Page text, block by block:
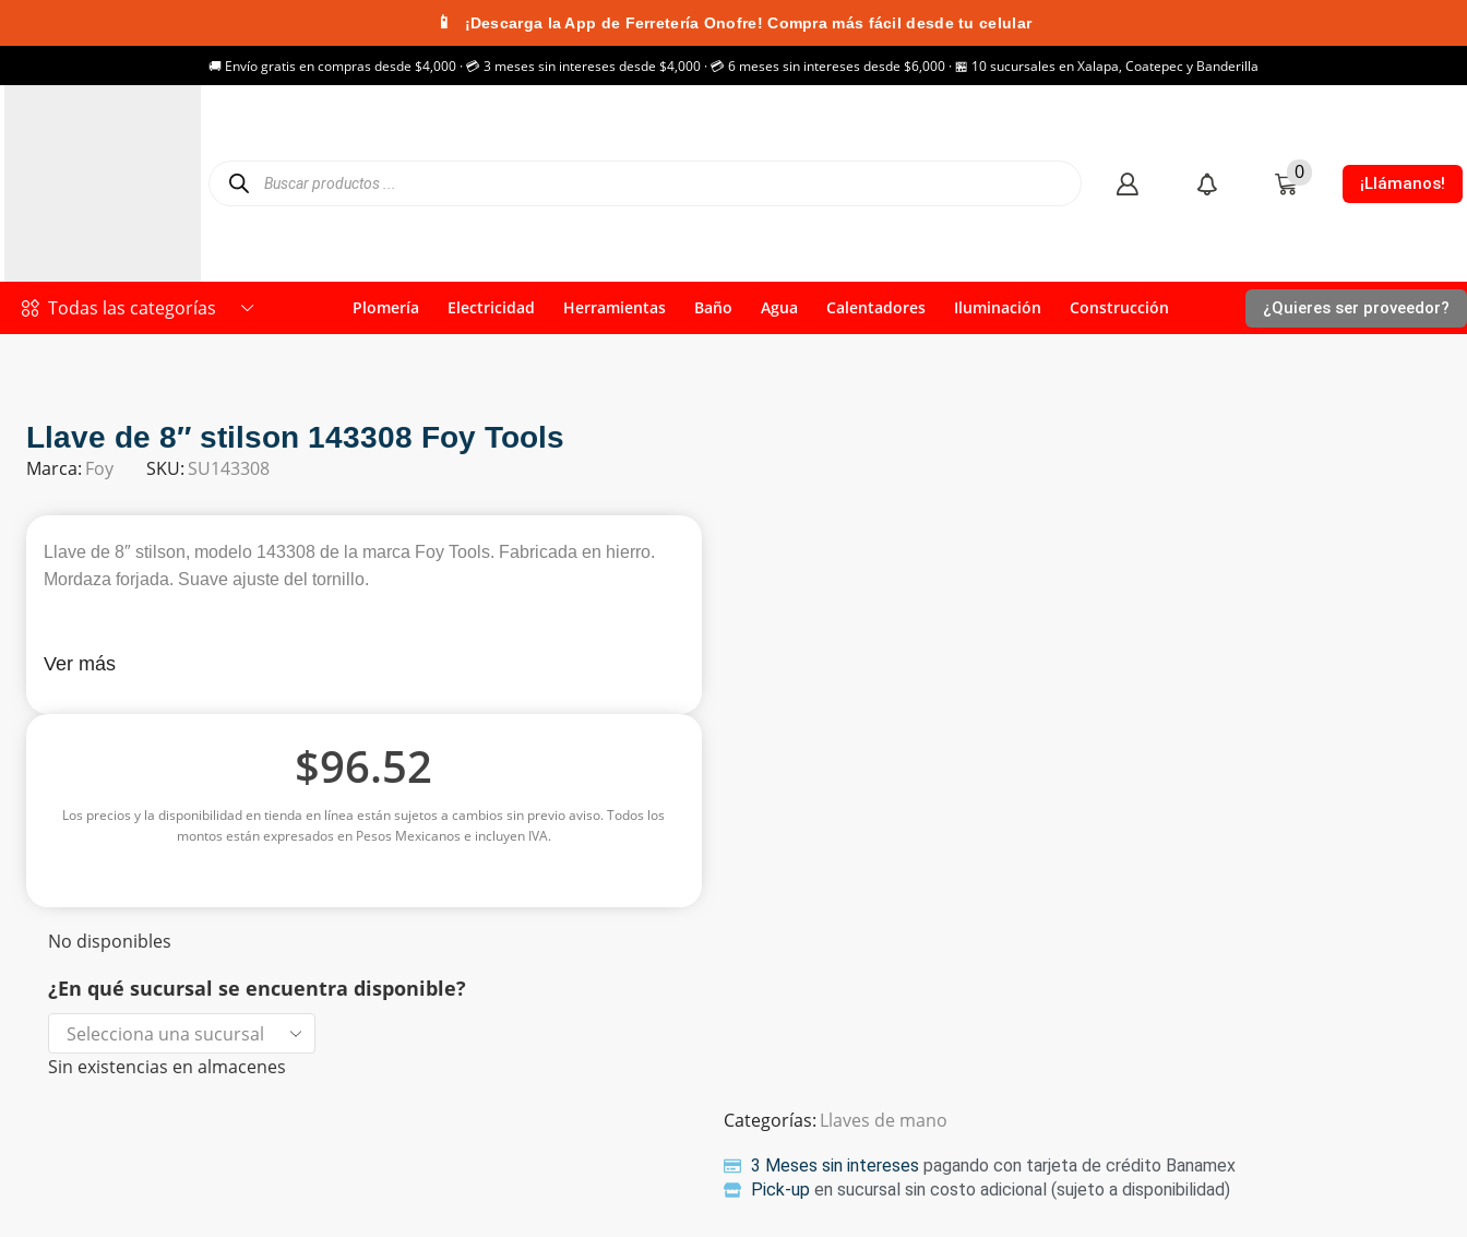
📱 ¡Descarga la App de Ferretería Onofre! Compra más fácil desde tu celular
🚚 Envío gratis en compras desde $4,000 · 💳 3 meses sin intereses desde $4,000 · 💳 6 meses sin intereses desde $6,000 · 🏪 10 sucursales en Xalapa, Coatepec y Banderilla
0 ¡Llámanos!
Todas las categorías Plomería Electricidad Herramientas Baño Agua Calentadores Iluminación Construcción ¿Quieres ser proveedor?
Llave de 8″ stilson 143308 Foy Tools
Marca: Foy SKU: SU143308
Llave de 8″ stilson, modelo 143308 de la marca Foy Tools. Fabricada en hierro.
Mordaza forjada. Suave ajuste del tornillo.
Ver más
$96.52
Los precios y la disponibilidad en tienda en línea están sujetos a cambios sin previo aviso. Todos los
montos están expresados en Pesos Mexicanos e incluyen IVA.
No disponibles
¿En qué sucursal se encuentra disponible?
Sin existencias en almacenes
Categorías: Llaves de mano
3 Meses sin intereses pagando con tarjeta de crédito Banamex
Pick-upen sucursal sin costo adicional (sujeto a disponibilidad)